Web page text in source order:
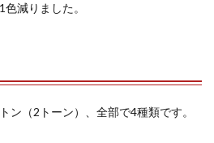
減りました。
ン（2トーン）、全部で4種類です。